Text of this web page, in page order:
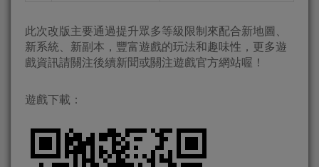
此次改版主要通過提升眾多等級限制來配合新地圖、
新系統、新副本，豐富遊戲的玩法和趣味性，更多遊
戲資訊請關注後續新聞或關注遊戲官方網站喔！
遊戲下載：